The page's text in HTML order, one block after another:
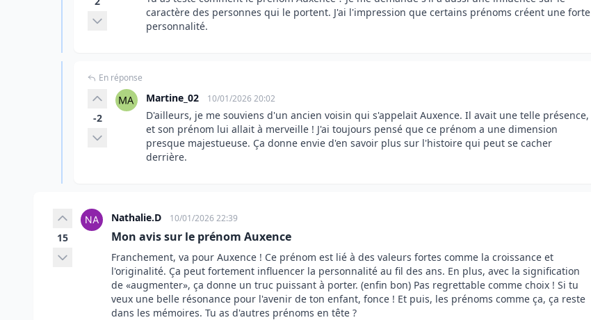
caractère des personnes qui le portent. J'ai l'impression que certains prénoms créent une forte
personnalité.
En réponse
-2
Martine_02 10/01/2026 20:02
D'ailleurs, je me souviens d'un ancien voisin qui s'appelait Auxence. Il avait une telle présence,
et son prénom lui allait à merveille ! J'ai toujours pensé que ce prénom a une dimension
presque majestueuse. Ça donne envie d'en savoir plus sur l'histoire qui peut se cacher
derrière.
15
Nathalie.D 10/01/2026 22:39
Mon avis sur le prénom Auxence
Franchement, va pour Auxence ! Ce prénom est lié à des valeurs fortes comme la croissance et
l'originalité. Ça peut fortement influencer la personnalité au fil des ans. En plus, avec la signification
de augmenter , ça donne un truc puissant à porter. (enfin bon) Pas regrettable comme choix ! Si tu
veux une belle résonance pour l'avenir de ton enfant, fonce ! Et puis, les prénoms comme ça, ça reste
dans les mémoires. Tu as d'autres prénoms en tête ?